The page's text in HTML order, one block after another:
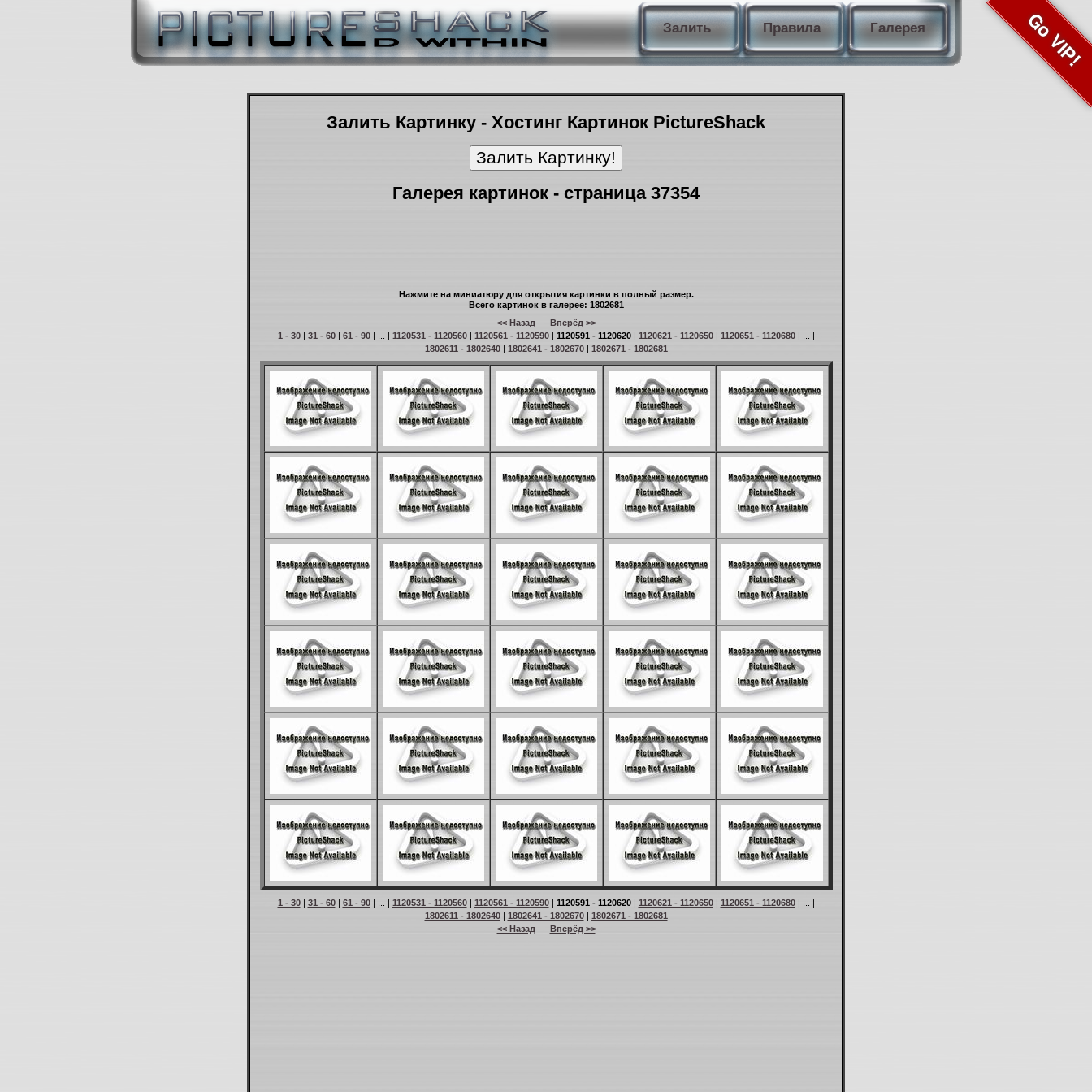
Залить Правила Галерея Go VIP!
Залить Картинку - Хостинг Картинок PictureShack
Галерея картинок - страница 37354
Нажмите на миниатюру для открытия картинки в полный размер.
Всего картинок в галерее: 1802681
<< Назад
Вперёд >>
1 - 30| 31 - 60| 61 - 90| ... | 1120531 - 1120560| 1120561 - 1120590| 1120591 - 1120620| 1120621 - 1120650| 1120651 - 1120680| ... |
1802611 - 1802640| 1802641 - 1802670| 1802671 - 1802681
1 - 30| 31 - 60| 61 - 90| ... | 1120531 - 1120560| 1120561 - 1120590| 1120591 - 1120620| 1120621 - 1120650| 1120651 - 1120680| ... |
1802611 - 1802640| 1802641 - 1802670| 1802671 - 1802681
<< Назад
Вперёд >>